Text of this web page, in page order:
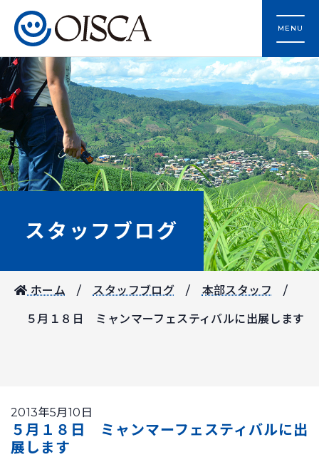
MENU
スタッフブログ
ホーム スタッフブログ 本部スタッフ
５月１８日 ミャンマーフェスティバルに出展します
2013年5月10日
５月１８日 ミャンマーフェスティバルに出
展します